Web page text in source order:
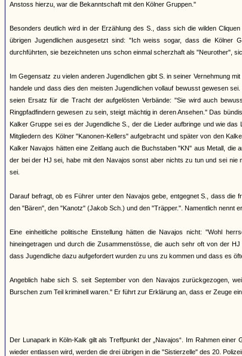
Anstoss hierzu, war die Bekanntschaft mit den Kölner Gruppen."
Besonders deutlich wird in der Erzählung des S., dass sich die wilden
übrigen Jugendlichen ausgesetzt sind: "Ich weiss sogar, dass die Kölner
durchführten, sie bezeichneten uns schon einmal scherzhaft als "Neurother",
Im Gegensatz zu vielen anderen Jugendlichen gibt S. in seiner Vernehmung
handele und dass dies den meisten Jugendlichen vollauf bewusst gewesen
seien Ersatz für die Tracht der aufgelösten Verbände: "Sie wird auch
Ringpfadfindern gewesen zu sein, steigt mächtig in deren Ansehen." Das
Kalker Gruppe sei es der Jugendliche S., der die Lieder aufbringe und wie
Mitgliedern des Kölner "Kanonen-Kellers" aufgebracht und später von den
Kalker Navajos hätten eine Zeitlang auch die Buchstaben "KN" aus Metall, die
der bei der HJ sei, habe mit den Navajos sonst aber nichts zu tun und sei
sei.
Darauf befragt, ob es Führer unter den Navajos gebe, entgegnet S., dass die
den "Bären", den "Kanotz" (Jakob Sch.) und den "Träpper.". Namentlich nennt
Eine einheitliche politische Einstellung hätten die Navajos nicht: "Wohl
hineingetragen und durch die Zusammenstösse, die auch sehr oft von der
dass Jugendliche dazu aufgefordert wurden zu uns zu kommen und dass es
Angeblich habe sich S. seit September von den Navajos zurückgezogen,
Burschen zum Teil kriminell waren." Er führt zur Erklärung an, dass er Zeuge
Der Lunapark in Köln-Kalk gilt als Treffpunkt der „Navajos“. Im Rahmen
wieder entlassen wird, werden die drei übrigen in die "Sistierzelle" des 20.